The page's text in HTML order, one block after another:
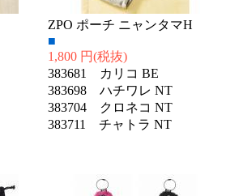
ZPO ポーチ ニャンタマH
■
1,800 円(税抜)
383681 カリコ BE
383698 ハチワレ NT
383704 クロネコ NT
383711 チャトラ NT